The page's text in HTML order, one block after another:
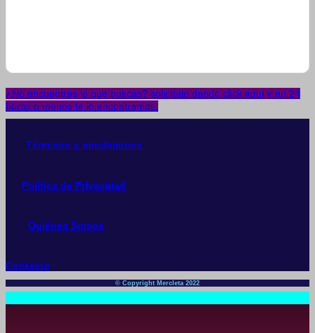
¿No encuentras lo que buscas? solicítalo dando click aquí y en 24
horas o menos te lo encontramos.
Términos y condiciones
Política de Privacidad
Quiénes Somos
Contacto
© Copyright Mercleta 2022